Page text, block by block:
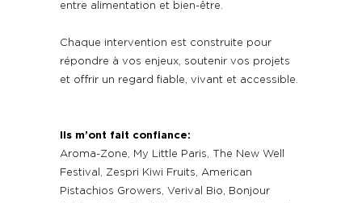
entre alimentation et bien-être.
Chaque intervention est construite pour
répondre à vos enjeux, soutenir vos projets
et offrir un regard fiable, vivant et accessible.
Ils m’ont fait confiance:
Aroma-Zone, My Little Paris, The New Well
Festival, Zespri Kiwi Fruits, American
Pistachios Growers, Verival Bio, Bonjour